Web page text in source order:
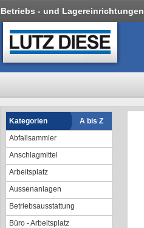
Betriebs - und
Kategorien
A bis Z
Abfallsammler
Anschlagmittel
Arbeitsplatz
Aussenanlagen
Betriebsausstattung
Büro - Arbeitsplatz